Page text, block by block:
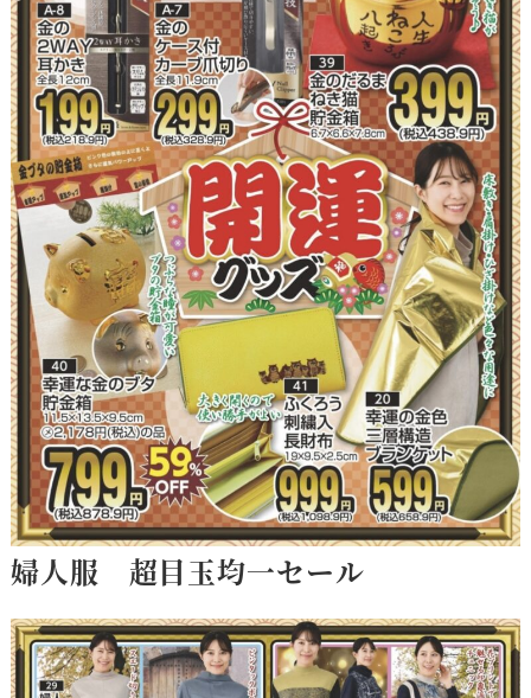
婦人服 超目玉均一セール